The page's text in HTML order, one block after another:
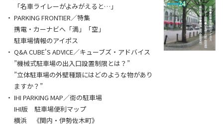
「名車ライレーがよみがえると…」
PARKING FRONTIER／特集
携電・カーナビへ「満」「空」
駐車場情報のアイポス
Q&A CUBE'S ADVICE／キューブズ・アドバイス
”機械式駐車場の出入口設置制限とは？”
”立体駐車場の外壁種類にはどのような物があり
ますか？”
IHI PARKING MAP／街の駐車場
IHI版 駐車場便利マップ
横浜 《関内・伊勢佐木町》